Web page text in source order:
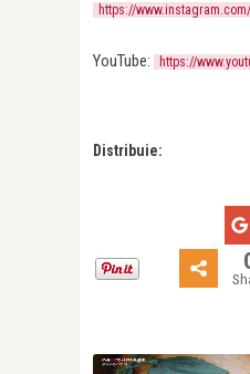
https://
YouTube: https://
Distribuie: